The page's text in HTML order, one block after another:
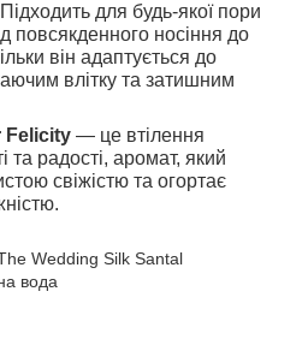
Підходить для будь-якої пори
повсякденного носіння до
він адаптується до
влітку та затишним
Felicity — це втілення
та радості, аромат, який
свіжістю та огортає
Wedding Silk Santal
вода